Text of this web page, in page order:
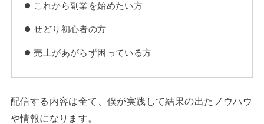
これから副業を始めたい方
せどり初心者の方
売上があがらず困っている方
配信する内容は全て、僕が実践して結果の出たノウハウ
や情報になります。